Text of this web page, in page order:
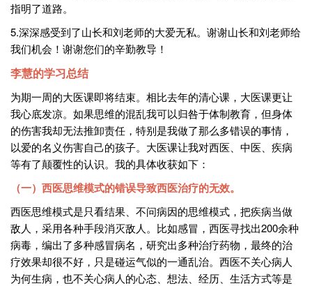
指明了道路。
5.深深感受到了山长和刘老师的大爱无私。谢谢山长和刘老师给
我们机会！谢谢您们的辛勤教导！
李慧的学习总结
为期一周的大医课即将结束。相比去年的清心课，大医课更让
我心底发凉。如果思维的混乱我可以归咎于体制教育，但身体
的伤害我却无法推卸责任，特别是我做了那么多错误的事情，
以爱的名义伤害自己的孩子。大医课让我对西医、中医、疾病
等有了颠覆性的认识。我的具体收获如下：
（一）西医思维模式的错误导致西医治疗的无效。
西医思维模式是只看结果、不问病因的思维模式，把疾病当做
敌人，采用各种手段消灭敌人。比如感冒，西医寻找出200余种
病毒，编出了多种感冒病名，研究出多种治疗药物，最终的治
疗效果却很不好，只是碰运气似的一通乱治。西医不关心病人
为何生病，也不关心病人的心态、想法、经历、生活方式等是